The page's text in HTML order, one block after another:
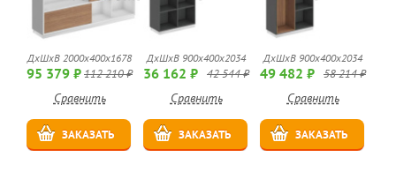
ДхШхВ 2000x400x1678
95 379 ₽112 210 ₽
Сравнить
ЗАКАЗАТЬ
ДхШхВ 900x400x2034
36 162 ₽ 42 544 ₽
Сравнить
ЗАКАЗАТЬ
ДхШхВ 900x400x2034
49 482 ₽ 58 214 ₽
Сравнить
ЗАКАЗАТЬ